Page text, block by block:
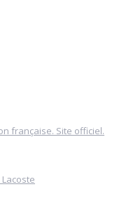
française. Site officiel.